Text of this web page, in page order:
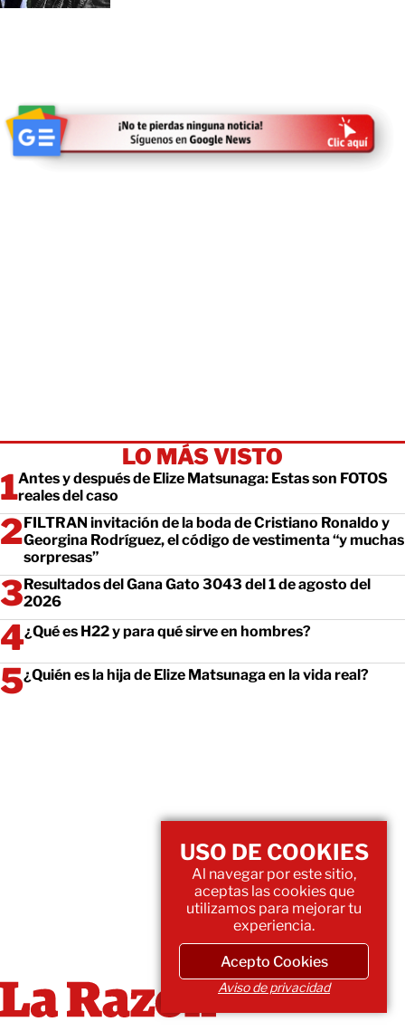
LO MÁS VISTO
Antes y después de Elize Matsunaga: Estas son FOTOS
reales del caso
FILTRAN invitación de la boda de Cristiano Ronaldo y
Georgina Rodríguez, el código de vestimenta “y muchas
sorpresas”
Resultados del Gana Gato 3043 del 1 de agosto del
2026
¿Qué es H22 y para qué sirve en hombres?
¿Quién es la hija de Elize Matsunaga en la vida real?
USO DE COOKIES
Al navegar por este sitio,
aceptas las cookies que
utilizamos para mejorar tu
experiencia.
Acepto Cookies
Aviso de privacidad